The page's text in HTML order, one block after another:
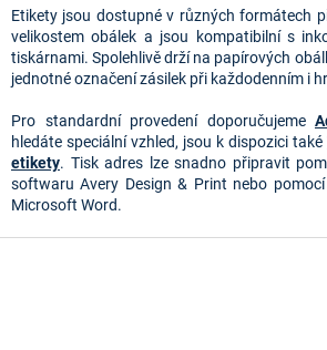
p
r
v
k
v
ý
p
i
Etikety jsou dostupné v různých formátech
velikostem obálek a jsou kompatibilní s
tiskárnami. Spolehlivě drží na papírových
jednotné označení zásilek při každodenním i
Pro standardní provedení doporučujeme
hledáte speciální vzhled, jsou k dispozici také
etikety. Tisk adres lze snadno připravit
softwaru Avery Design & Print nebo
Microsoft Word.